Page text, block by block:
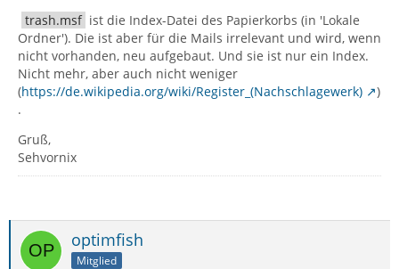
trash.msf ist die Index-Datei des Papierkorbs (in 'Lokale
Ordner'). Die ist aber für die Mails irrelevant und wird, wenn
nicht vorhanden, neu aufgebaut. Und sie ist nur ein Index.
Nicht mehr, aber auch nicht weniger
(https://de.wikipedia.org/wiki/Register_(Nachschlagewerk)
)
.
Gruß,
Sehvornix
optimfish
Mitglied